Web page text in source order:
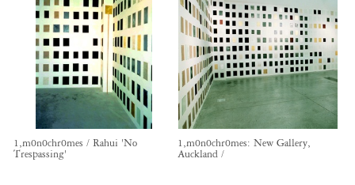
1,m0n0chr0mes / Rahui 'No
Trespassing'
1,m0n0chr0mes: New Gallery,
Auckland /